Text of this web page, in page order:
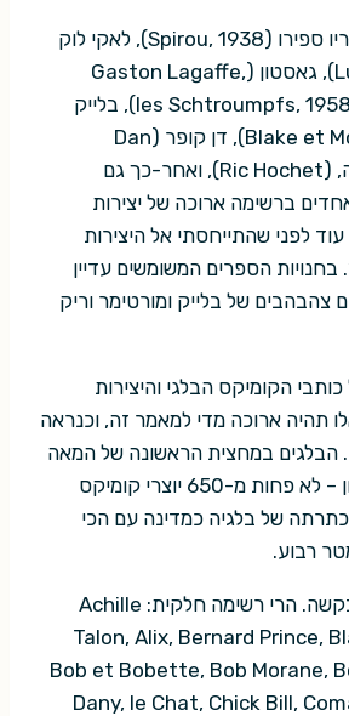
טינטין (1929), וחבריו ספירו (Spirou, 1938), לאקי לוק
(Lucky Luke, 1947), גאסטון (Gaston Lagaffe,
1957), הדרדסים (les Schtroumpfs, 1958), בלייק
ומורטימר (Blake et Mortimer), דן קופר (Dan
Cooper), ריק הושה, (Ric Hochet), ואחר-כך גם
ברשימה ארוכה של יצירות
לפני שהתייחסתי אל היצירות
בחנויות הספרים המשומשים עדיין
צהבהבים של בלייק ומורטימר וריק
הקומיקס הבלגי והיצירות
תהיה ארוכה מדי למאמר זה, וכנראה
הבלגים במחצית הראשונה של המאה
העשרים פרסמו המון – לא פחות מ-650 יוצרי קומיקס
של בלגיה כמדינה עם הכי
רבוע.
עוד כמה שמות? בבקשה. הרי רשימה חלקית: Achille
Talon, Alix, Bernard Prince,
Bob et Bobette, Bob Morane,
Dany, le Chat, Chick Bill,